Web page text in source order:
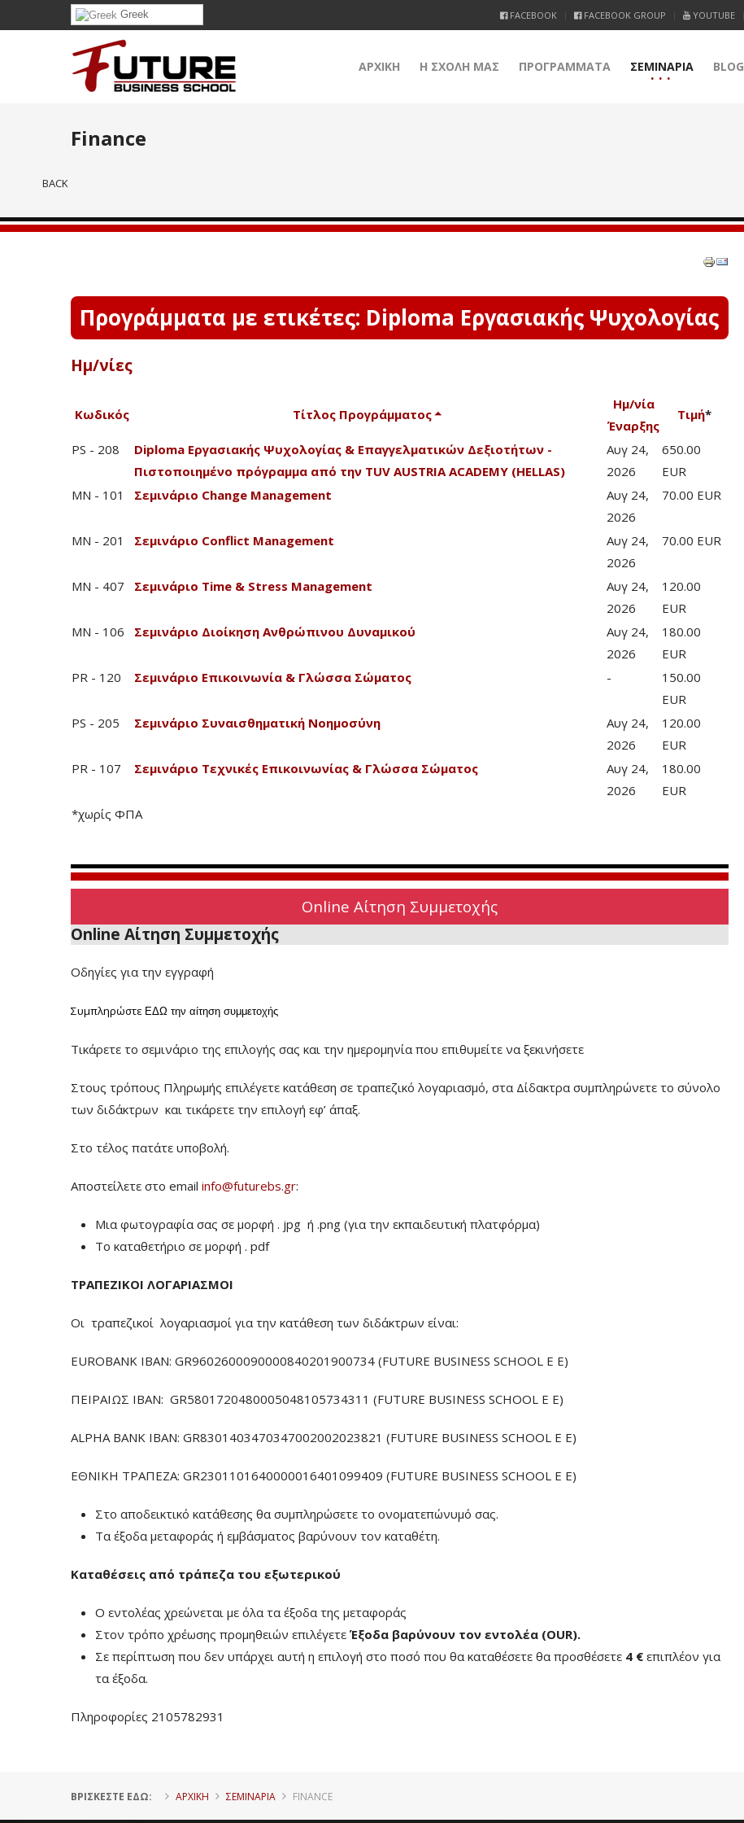
Greek FACEBOOK FACEBOOK GROUP YOUTUBE
ΑΡΧΙΚΗ Η ΣΧΟΛΗ ΜΑΣ ΠΡΟΓΡΑΜΜΑΤΑ ΣΕΜΙΝΑΡΙΑ BLOG
Finance
BACK
Προγράμματα με ετικέτες: Diploma Εργασιακής Ψυχολογίας
Ημ/νίες
Κωδικός Τίτλος Προγράμματος
Ημ/νία
Έναρξης
Τιμή*
PS - 208
Diploma Εργασιακής Ψυχολογίας & Επαγγελματικών Δεξιοτήτων -
Πιστοποιημένο πρόγραμμα από την TUV AUSTRIA ACADEMY (HELLAS)
Αυγ 24,
2026
650.00
EUR
MN - 101
Σεμινάριο Change Management
Αυγ 24,
2026
70.00 EUR
MN - 201 Σεμινάριο Conflict Management
Αυγ 24,
2026
70.00 EUR
MN - 407 Σεμινάριο Time & Stress Management
Αυγ 24,
2026
120.00
EUR
MN - 106
Σεμινάριο Διοίκηση Ανθρώπινου Δυναμικού
Αυγ 24,
2026
180.00
EUR
PR - 120
Σεμινάριο Επικοινωνία & Γλώσσα Σώματος -
150.00
EUR
PS - 205
Σεμινάριο Συναισθηματική Νοημοσύνη
Αυγ 24,
2026
120.00
EUR
PR - 107
Σεμινάριο Τεχνικές Επικοινωνίας & Γλώσσα Σώματος
Αυγ 24,
2026
180.00
EUR
*χωρίς ΦΠΑ
Online Αίτηση Συμμετοχής
Online Αίτηση Συμμετοχής
Οδηγίες για την εγγραφή
Συμπληρώστε ΕΔΩ την αίτηση συμμετοχής
Τικάρετε το σεμινάριο της επιλογής σας και την ημερομηνία που επιθυμείτε να ξεκινήσετε
Στους τρόπους Πληρωμής επιλέγετε κατάθεση σε τραπεζικό λογαριασμό, στα Δίδακτρα συμπληρώνετε το σύνολο
των διδάκτρων και τικάρετε την επιλογή εφ’ άπαξ.
Στο τέλος πατάτε υποβολή.
Αποστείλετε στο email info@futurebs.gr:
Μια φωτογραφία σας σε μορφή . jpg ή .png (για την εκπαιδευτική πλατφόρμα)
To καταθετήριο σε μορφή . pdf
ΤΡΑΠΕΖΙΚΟΙ ΛΟΓΑΡΙΑΣΜΟΙ
Οι τραπεζικοί λογαριασμοί για την κατάθεση των διδάκτρων είναι:
EUROBANK IBAN: GR9602600090000840201900734 (FUTURE BUSINESS SCHOOL E E)
ΠΕΙΡΑΙΩΣ ΙΒΑΝ: GR5801720480005048105734311 (FUTURE BUSINESS SCHOOL E E)
ALPHA BANK IBAN: GR8301403470347002002023821 (FUTURE BUSINESS SCHOOL E E)
ΕΘΝΙΚΗ ΤΡΑΠΕΖΑ: GR2301101640000016401099409 (FUTURE BUSINESS SCHOOL E E)
Στο αποδεικτικό κατάθεσης θα συμπληρώσετε το ονοματεπώνυμό σας.
Τα έξοδα μεταφοράς ή εμβάσματος βαρύνουν τον καταθέτη.
Καταθέσεις από τράπεζα του εξωτερικού
Ο εντολέας χρεώνεται με όλα τα έξοδα της μεταφοράς
Στον τρόπο χρέωσης προμηθειών επιλέγετε Έξοδα βαρύνουν τον εντολέα (ΟUR).
Σε περίπτωση που δεν υπάρχει αυτή η επιλογή στο ποσό που θα καταθέσετε θα προσθέσετε 4 € επιπλέον για
τα έξοδα.
Πληροφορίες 2105782931
ΒΡΊΣΚΕΣΤΕ ΕΔΏ: ΑΡΧΙΚΗ ΣΕΜΙΝΑΡΙΑ FINANCE